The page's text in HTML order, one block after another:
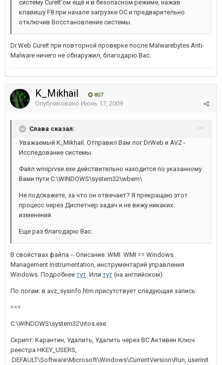
систему CureIt'ом ещё и в безопасном режиме, нажав
клавишу F8 при начале загрузке ОС и предварительно
отключив Восстановление системы.
Dr.Web CureIt при повторной проверке после Malwarebytes Anti-
Malware ничего не обнаружил, благодарю Вас.
K_Mikhail 807
Опубликовано Июнь 17, 2009
Слава сказал:
Уважаемый K_Mikhail. Отправил Вам лог DrWeb и AVZ -
Исследование системы.
Файл wmiprvse.exe действительно находится по указанному
Вами пути C:\WINDOWS\system32\wbem\
Не подскажете, за что он отвечает? Я прекращаю этот
процесс через Диспетчер задач и не вижу никаких
изменений.
Еще раз благодарю Вас.
В свойствах файла -- Описание: WMI. WMI == Windows
Management Instrumentation, инструментарий управления
Windows. Подробнее тут. Или тут (на английском).
По логам: в avz_sysinfo.htm присутствует следующая запись:
===
C:\WINDOWS\system32\ntos.exe
Скрипт: Kарантин, Удалить, Удалить через BC Активен Ключ
реестра HKEY_USERS,
.DEFAULT\Software\Microsoft\Windows\CurrentVersion\Run, userinit